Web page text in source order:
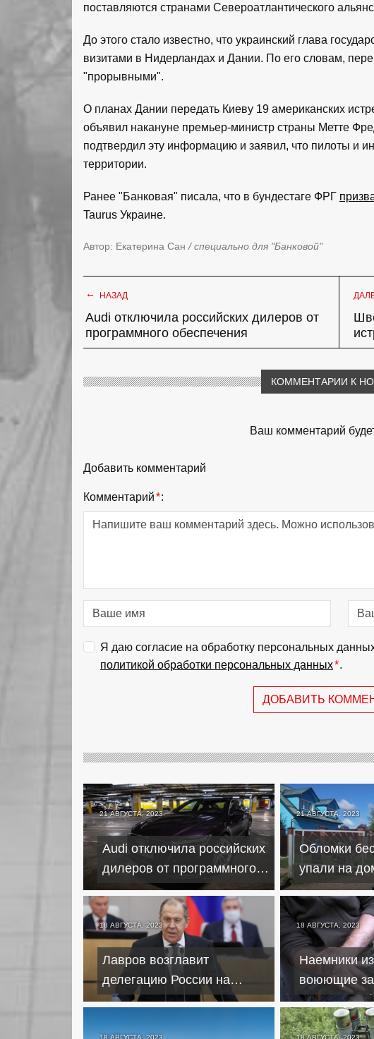
поставляются странами Североатлантического
До этого стало известно, что украинский глава
визитами в Нидерландах и Дании. По его словам,
"прорывными".
О планах Дании передать Киеву 19 американских
объявил накануне премьер-министр страны Метте
подтвердил эту информацию и заявил, что пилоты и
территории.
Ранее "Банковая" писала, что в бундестаге ФРГ
Taurus Украине.
Автор: Екатерина Сан/ специально для "Банковой"
← НАЗАД
Audi отключила российских дилеров от
программного обеспечения
КОММЕНТАРИИ К
Ваш комментарий
Добавить комментарий
Комментарий*:
Я даю согласие на обработку персональных
политикой обработки персональных данных*.
ДОБАВИТЬ
21 АВГУСТА, 2023
Audi отключила российских
дилеров от программного
обеспечения
21 АВГУСТА, 2023
Обломки
упали на
18 АВГУСТА, 2023
Лавров возглавит
делегацию России на
сессии Генассамблеи ООН
18 АВГУСТА, 2023
Наемники
воюющие за
мощь
18 АВГУСТА, 2023 18 АВГУСТА, 2023